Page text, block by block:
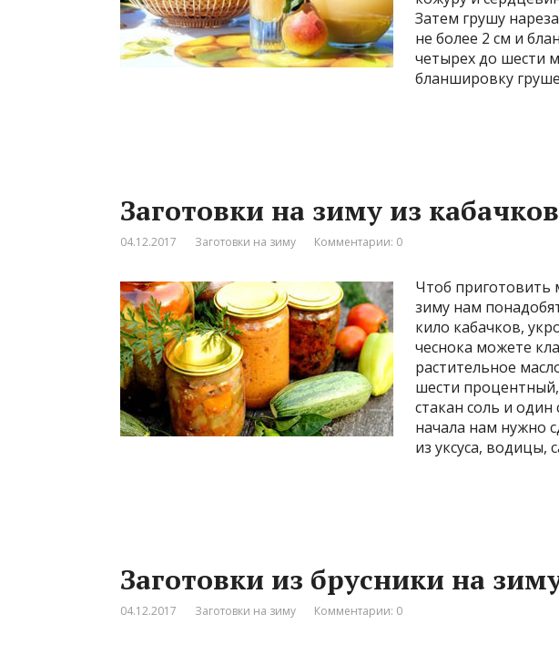
Затем грушу
не более 2 см и
четырех до шести
бланшировку
Заготовки на зиму из кабачков
04.12.2017 Заготовки на зиму Комментарии: 0
Чтоб приготовить
зиму нам
кило кабачков,
чеснока можете
растительное
шести
стакан соль и один
начала нам нужно
из уксуса, водицы,
Заготовки из брусники на
04.12.2017 Заготовки на зиму Комментарии: 0